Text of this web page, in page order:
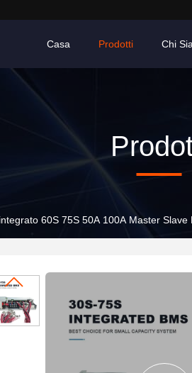
Casa Prodotti Chi
60S 75S 50A 100A Master